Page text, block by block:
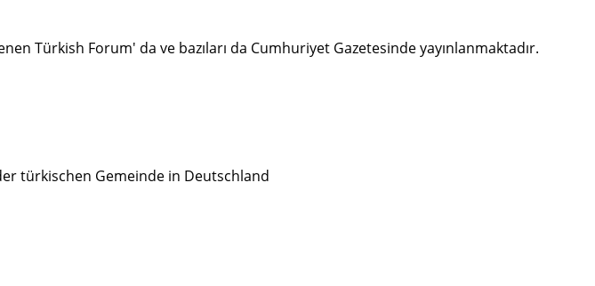
Türkish Forum' da ve bazıları da Cumhuriyet Gazetesinde yayınlanmaktadır.
türkischen Gemeinde in Deutschland